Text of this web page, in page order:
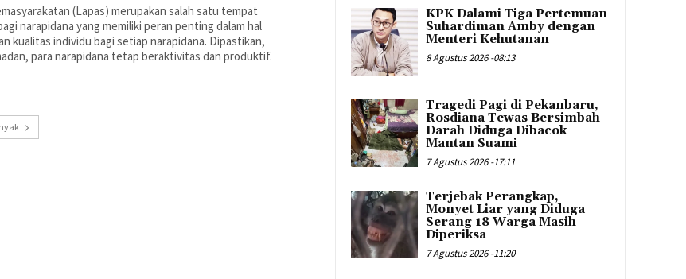
(Lapas) merupakan salah satu tempat
narapidana yang memiliki peran penting dalam hal
kualitas individu bagi setiap narapidana. Dipastikan,
para narapidana tetap beraktivitas dan produktif.
KPK Dalami Tiga Pertemuan
Suhardiman Amby dengan
Menteri Kehutanan
8 Agustus 2026 -08:13
Tragedi Pagi di Pekanbaru,
Rosdiana Tewas Bersimbah
Darah Diduga Dibacok
Mantan Suami
7 Agustus 2026 -17:11
Terjebak Perangkap,
Monyet Liar yang Diduga
Serang 18 Warga Masih
Diperiksa
7 Agustus 2026 -11:20